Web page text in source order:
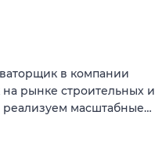
в компании
рынке строительных и
масштабные…